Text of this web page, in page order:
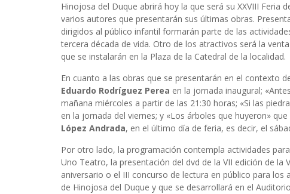
Hinojosa del Duque abrirá hoy la que será su XXVIII Feria
varios autores que presentarán sus últimas obras.
dirigidos al público infantil formarán parte de las
tercera década de vida. Otro de los atractivos será la
que se instalarán en la Plaza de la Catedral de la localidad.
En cuanto a las obras que se presentarán en el contexto
Eduardo Rodríguez Perea en la jornada inaugural;
mañana miércoles a partir de las 21:30 horas; «Si las
en la jornada del viernes; y «Los árboles que huyeron»
López Andrada, en el último día de feria, es decir, el
Por otro lado, la programación contempla actividades
Uno Teatro, la presentación del dvd de la VII edición de la
aniversario o el III concurso de lectura en público para
de Hinojosa del Duque y que se desarrollará en el